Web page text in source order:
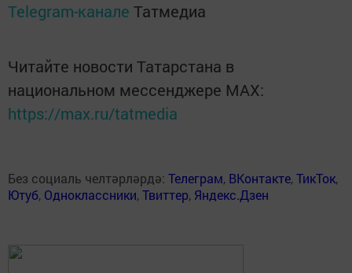
Telegram-канале Татмедиа
Читайте новости Татарстана в
национальном мессенджере MАХ:
https://max.ru/tatmedia
Без социаль челтәрләрдә: Телеграм, ВКонтакте,ТикТок,
Ютуб, Одноклассники,Твиттер, Яндекс.Дзен